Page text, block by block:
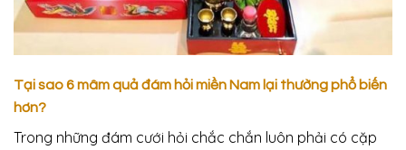
Tại sao 6 mâm quả đám hỏi miền Nam lại thường phổ biến
hơn?
Trong những đám cưới hỏi chắc chắn luôn phải có cặp